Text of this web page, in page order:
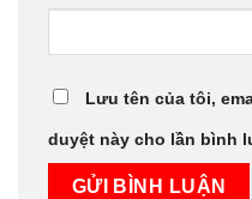
Lưu tên của tôi,
duyệt này cho lần bình